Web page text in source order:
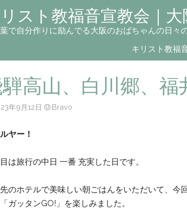
スト教福音宣教会｜
で自分作りに励んでる大阪のおばちゃんの日々
キリスト教福
高山、白川郷、
年9月12日 Bravo
ヤー！
は旅行の中日 一番 充実した日です。
のホテルで美味しい朝ごはんをいただいて、
ガッタンGO!」を楽しみました。